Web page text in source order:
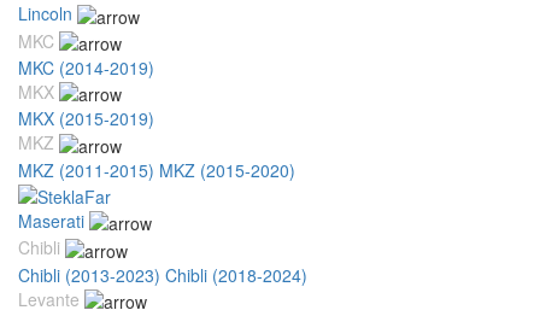
Lincoln
MKC
MKC (2014-2019)
MKX
MKX (2015-2019)
MKZ
MKZ (2011-2015) MKZ (2015-2020)
Maserati
Chibli
Chibli (2013-2023) Chibli (2018-2024)
Levante